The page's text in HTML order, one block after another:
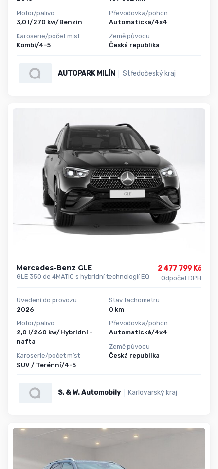
Motor/palivo
3,0 l/270 kw/Benzin
Karoserie/počet míst
Kombi/4-5
Převodovka/pohon
Automatická/4x4
Země původu
Česká republika
AUTOPARK MILÍN Středočeský kraj
Mercedes-Benz GLE
GLE 350 de 4MATIC s hybridní technologií EQ
2 477 799 Kč
Odpočet DPH
Uvedení do provozu
2026
Motor/palivo
2,0 l/260 kw/Hybridní -
nafta
Karoserie/počet míst
SUV / Terénní/4-5
Stav tachometru
0 km
Převodovka/pohon
Automatická/4x4
Země původu
Česká republika
S. & W. Automobily Karlovarský kraj